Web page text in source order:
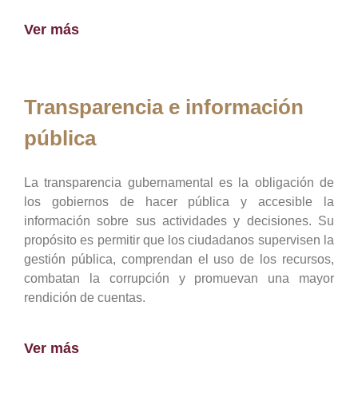
Ver más
Transparencia e información
pública
La transparencia gubernamental es la obligación de
los gobiernos de hacer pública y accesible la
información sobre sus actividades y decisiones. Su
propósito es permitir que los ciudadanos supervisen la
gestión pública, comprendan el uso de los recursos,
combatan la corrupción y promuevan una mayor
rendición de cuentas.
Ver más